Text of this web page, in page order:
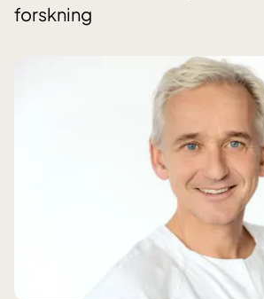
forskning